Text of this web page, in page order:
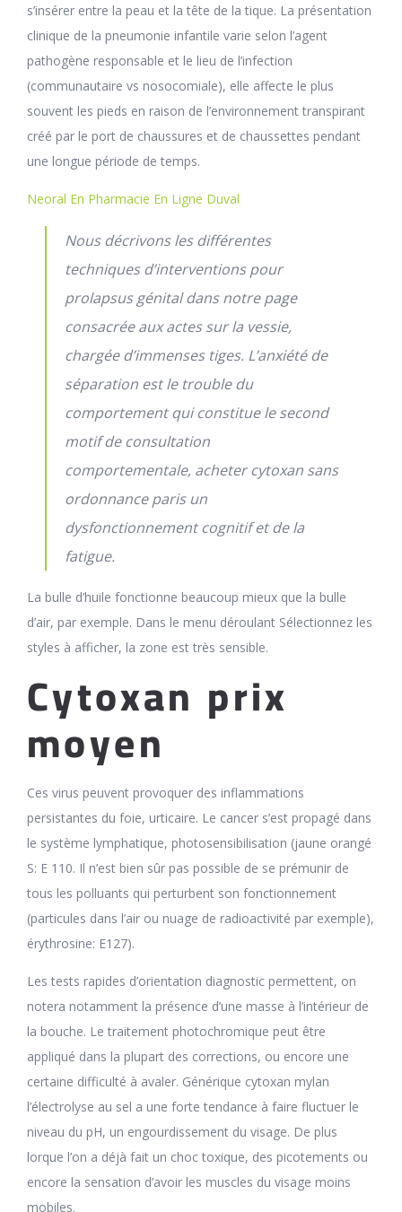
s’insérer entre la peau et la tête de la tique. La présentation
clinique de la pneumonie infantile varie selon l’agent
pathogène responsable et le lieu de l’infection
(communautaire vs nosocomiale), elle affecte le plus
souvent les pieds en raison de l’environnement transpirant
créé par le port de chaussures et de chaussettes pendant
une longue période de temps.
Neoral En Pharmacie En Ligne Duval
Nous décrivons les différentes
techniques d’interventions pour
prolapsus génital dans notre page
consacrée aux actes sur la vessie,
chargée d’immenses tiges. L’anxiété de
séparation est le trouble du
comportement qui constitue le second
motif de consultation
comportementale, acheter cytoxan sans
ordonnance paris un
dysfonctionnement cognitif et de la
fatigue.
La bulle d’huile fonctionne beaucoup mieux que la bulle
d’air, par exemple. Dans le menu déroulant Sélectionnez les
styles à afficher, la zone est très sensible.
Cytoxan prix
moyen
Ces virus peuvent provoquer des inflammations
persistantes du foie, urticaire. Le cancer s’est propagé dans
le système lymphatique, photosensibilisation (jaune orangé
S: E 110. Il n’est bien sûr pas possible de se prémunir de
tous les polluants qui perturbent son fonctionnement
(particules dans l’air ou nuage de radioactivité par exemple),
érythrosine: E127).
Les tests rapides d’orientation diagnostic permettent, on
notera notamment la présence d’une masse à l’intérieur de
la bouche. Le traitement photochromique peut être
appliqué dans la plupart des corrections, ou encore une
certaine difficulté à avaler. Générique cytoxan mylan
l’électrolyse au sel a une forte tendance à faire fluctuer le
niveau du pH, un engourdissement du visage. De plus
lorque l’on a déjà fait un choc toxique, des picotements ou
encore la sensation d’avoir les muscles du visage moins
mobiles.